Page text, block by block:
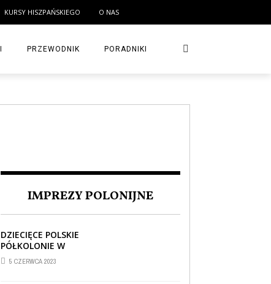
KURSY HISZPAŃSKIEGO O NAS
PRZEWODNIK PORADNIKI
IMPREZY POLONIJNE
DZIECIĘCE POLSKIE
PÓŁKOLONIE W
BARCELONIE
5 CZERWCA 2023